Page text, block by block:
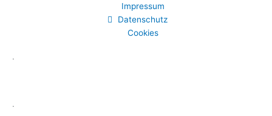
Impressum
Datenschutz
Cookies
.
.